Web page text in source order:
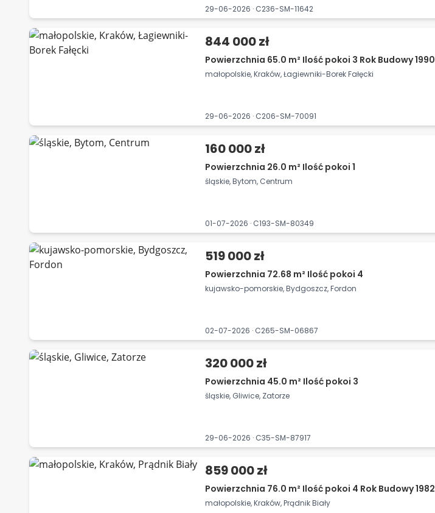
29-06-2026 · C236-SM-11642
844 000 zł
Powierzchnia 65.0 m² Ilość pokoi 3 Rok Budowy 1990
małopolskie, Kraków, Łagiewniki-Borek Fałęcki
29-06-2026 · C206-SM-70091
160 000 zł
Powierzchnia 26.0 m² Ilość pokoi 1
śląskie, Bytom, Centrum
01-07-2026 · C193-SM-80349
519 000 zł
Powierzchnia 72.68 m² Ilość pokoi 4
kujawsko-pomorskie, Bydgoszcz, Fordon
02-07-2026 · C265-SM-06867
320 000 zł
Powierzchnia 45.0 m² Ilość pokoi 3
śląskie, Gliwice, Zatorze
29-06-2026 · C35-SM-87917
859 000 zł
Powierzchnia 76.0 m² Ilość pokoi 4 Rok Budowy 1982
małopolskie, Kraków, Prądnik Biały